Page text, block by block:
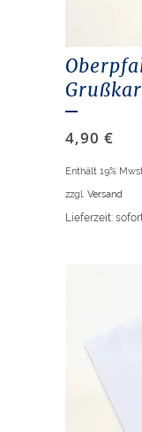
4,90 €
Enthält 19% Mwst
zzgl. Versand
Lieferzeit: